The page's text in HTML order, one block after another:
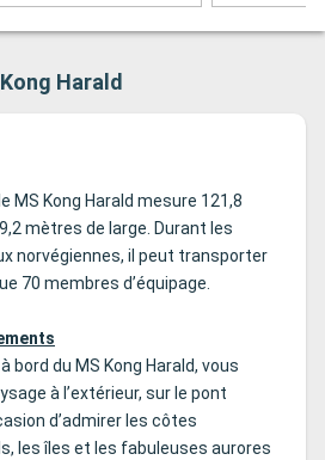
Harald
MS Kong Harald mesure 121,8
mètres de large. Durant les
norvégiennes, il peut transporter
70 membres d’équipage.
bord du MS Kong Harald, vous
à l’extérieur, sur le pont
d’admirer les côtes
les îles et les fabuleuses aurores